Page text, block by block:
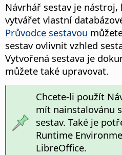
Návrhář sestav je
vytvářet vlastní
Průvodce sestavou
sestav ovlivnit vzhled
Vytvořená sestava je
můžete také upravovat.
Chcete-li použít
mít nainstalovánu
sestav. Také je
Runtime
LibreOffice.